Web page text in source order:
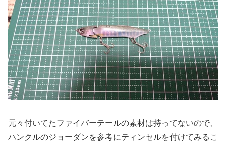
元々付いてたファイバーテールの素材は持ってないので、
ハンクルのジョーダンを参考にティンセルを付けてみるこ